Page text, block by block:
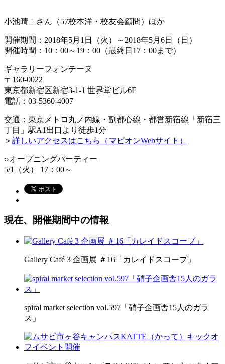
小池晴二さん（57校本洋・校友会顧問）ほか
開催期間：2018年5月1日（火）～2018年5月6日（日）
開催時間：10：00～19：00（最終日17：00まで）
ギャラリーフォンテーヌ
〒160-0022
東京都新宿区新宿3-1-1 世界堂ビル6F
電話：03-5360-4007
交通：東京メトロ丸ノ内線・副都心線・都営新宿線「新宿三
丁目」駅A1出口より徒歩1分
＞ 詳しいアクセスはこちら（マピオンWebサイト）
○オープニングパーティー
5/1（火） 17：00～
現在、開催期間中の情報
Gallery Café 3 企画展 ＃16「カレイドスコープ」
spiral market selection vol.597「硝子企画舎15人のガラ
ス」